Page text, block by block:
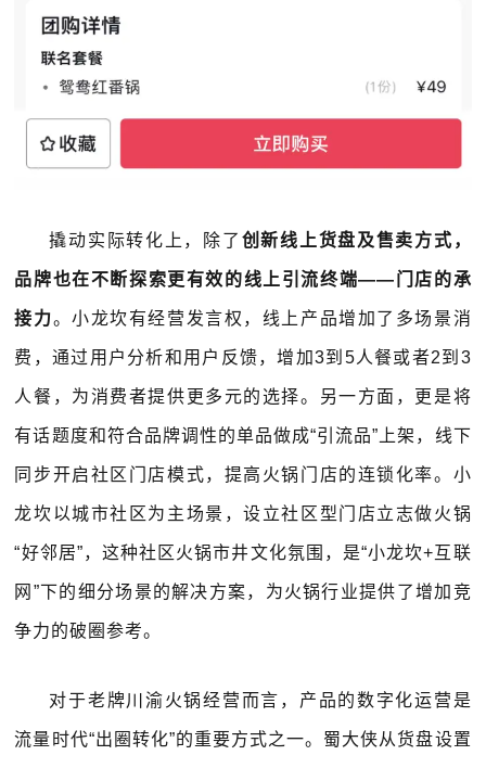
撬动实际转化上，除了 创新线上货盘及售卖方式，
品牌也在不断探索更有效的线上引流终端——门店的承
接力。小龙坎有经营发言权，线上产品增加了多场景消
费，通过用户分析和用户反馈，增加3到5人餐或者2到3
人餐，为消费者提供更多元的选择。另一方面，更是将
有话题度和符合品牌调性的单品做成“引流品”上架，线下
同步开启社区门店模式，提高火锅门店的连锁化率。小
龙坎以城市社区为主场景，设立社区型门店立志做火锅
“好邻居”，这种社区火锅市井文化氛围，是“小龙坎+互联
网”下的细分场景的解决方案，为火锅行业提供了增加竞
争力的破圈参考。
对于老牌川渝火锅经营而言，产品的数字化运营是
流量时代“出圈转化”的重要方式之一。蜀大侠从货盘设置